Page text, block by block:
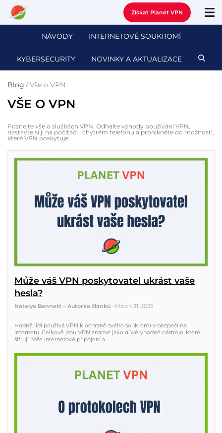
Získat Planet VPN
NÁVODY INTERNETOVÉ SOUKROMÍ
KYBERSECURITY NOVINKY A AKTUALIZACE
Blog /Vše o VPN
VŠE O VPN
Poznejte vše o službách VPN. Odhalte výhody používání VPN,
nastavte si ji na počítači i chytrém telefonu a pronikněte do možností,
které VPN poskytuje.
Může váš VPN poskytovatel ukrást vaše
hesla?
Natalya Bennett – Autorka článků • March 31, 2025
Hodně lidí používá VPN k ochraně svého soukromí a bezpečí na
internetu. Celkově jsou VPN známé jako důvěryhodné nástroje, které
šifrují naše internetové připojení a…